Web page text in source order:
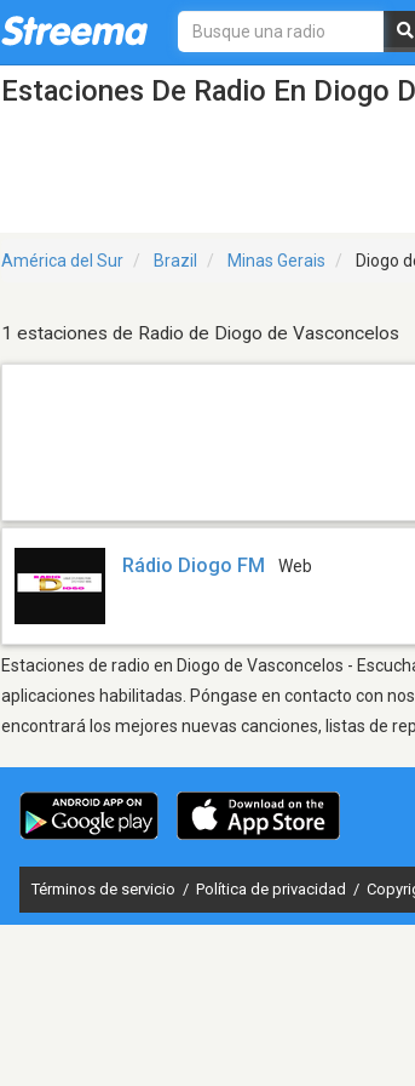
Estaciones De Radio En Diogo
América del Sur Brazil Minas Gerais Diogo
1 estaciones de Radio de Diogo de Vasconcelos
Rádio Diogo FM Web
Estaciones de radio en Diogo de Vasconcelos -
aplicaciones habilitadas. Póngase en contacto con
encontrará los mejores nuevas canciones, listas de
Términos de servicio / Política de privacidad /